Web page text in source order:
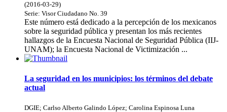
(2016-03-29)
Serie: Visor Ciudadano No. 39
Este número está dedicado a la percepción de los mexicanos
sobre la seguridad pública y presentan los más recientes
hallazgos de la Encuesta Nacional de Seguridad Pública (IIJ-
UNAM); la Encuesta Nacional de Victimización ...
La seguridad en los municipios: los términos del debate
actual
DGIE; Carlso Alberto Galindo López; Carolina Espinosa Luna